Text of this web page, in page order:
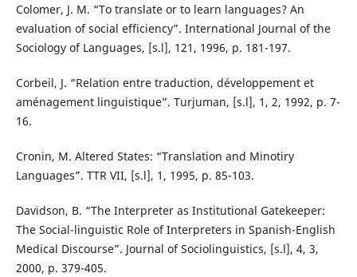
Colomer, J. M. “To translate or to learn languages? An
evaluation of social efficiency”. International Journal of the
Sociology of Languages, [s.l], 121, 1996, p. 181-197.
Corbeil, J. “Relation entre traduction, développement et
aménagement linguistique”. Turjuman, [s.l], 1, 2, 1992, p. 7-
16.
Cronin, M. Altered States: “Translation and Minotiry
Languages”. TTR VII, [s.l], 1, 1995, p. 85-103.
Davidson, B. “The Interpreter as Institutional Gatekeeper:
The Social-linguistic Role of Interpreters in Spanish-English
Medical Discourse”. Journal of Sociolinguistics, [s.l], 4, 3,
2000, p. 379-405.